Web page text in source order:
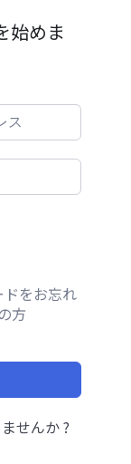
始めま
ドをお忘れ
の方
せんか ?